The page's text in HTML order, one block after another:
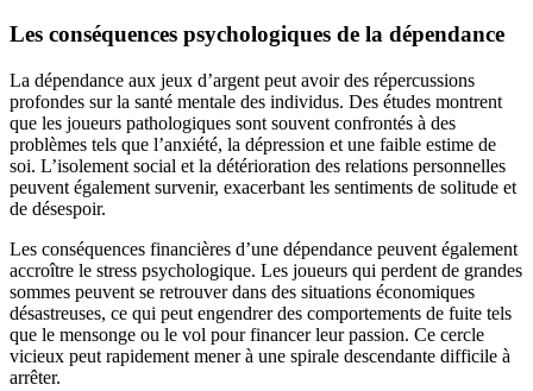
Les conséquences psychologiques de la dépendance
La dépendance aux jeux d’argent peut avoir des répercussions
profondes sur la santé mentale des individus. Des études montrent
que les joueurs pathologiques sont souvent confrontés à des
problèmes tels que l’anxiété, la dépression et une faible estime de
soi. L’isolement social et la détérioration des relations personnelles
peuvent également survenir, exacerbant les sentiments de solitude et
de désespoir.
Les conséquences financières d’une dépendance peuvent également
accroître le stress psychologique. Les joueurs qui perdent de grandes
sommes peuvent se retrouver dans des situations économiques
désastreuses, ce qui peut engendrer des comportements de fuite tels
que le mensonge ou le vol pour financer leur passion. Ce cercle
vicieux peut rapidement mener à une spirale descendante difficile à
arrêter.